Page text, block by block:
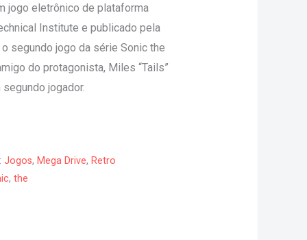
jogo eletrônico de plataforma
Institute e publicado pela
segundo jogo da série Sonic the
do protagonista, Miles “Tails”
jogador.
Jogos, Mega Drive, Retro
,the